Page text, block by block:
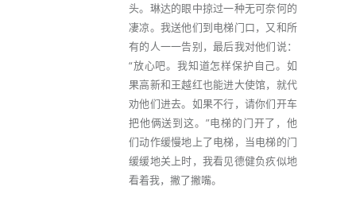
头。琳达的眼中掠过一种无可奈何的
凄凉。我送他们到电梯门口，又和所
有的人一一告别，最后我对他们说：
“放心吧。我知道怎样保护自己。如
果高新和王越红也能进大使馆，就代
劝他们进去。如果不行，请你们开车
把他俩送到这。”电梯的门开了，他
们动作缓慢地上了电梯，当电梯的门
缓缓地关上时，我看见德健负疚似地
看着我，撇了撇嘴。